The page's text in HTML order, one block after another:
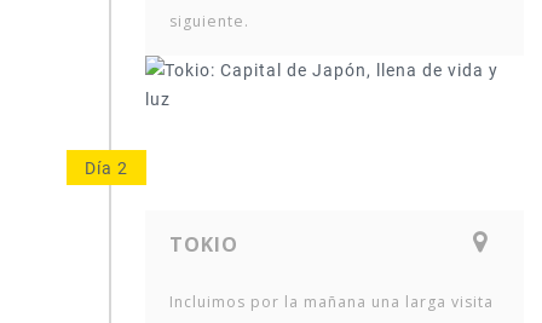
siguiente.
Día 2
TOKIO
Incluimos por la mañana una larga visita